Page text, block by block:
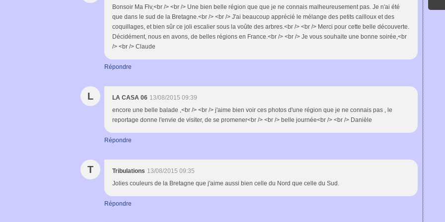
Bonsoir Ma Flv,<br /> <br /> Une bien belle région que que je ne connais malheureusement pas. Je n'ai été
que dans le sud de la Bretagne.<br /> <br /> J'ai beaucoup apprécié le mélange des petits cailloux et des
coquillages, et bien sûr ce joli escalier sous la voûte des arbres.<br /> <br /> Merci pour cette belle découverte.
Décidément, nous en avons, de belles régions en France.<br /> <br /> Je vous souhaite une bonne soirée,<br
/> <br /> Claude
Répondre
L LA CASA 06 13/08/2015 09:39
encore une belle balade ,<br /> <br /> j'aime bien voir ces photos d'une région que je ne connais pas , le
reportage donne l'envie de visiter, de se promener<br /> <br /> belle journée<br /> <br /> Danièle
Répondre
T Tribulations 13/08/2015 09:35
Jolies couleurs de la Bretagne que j'aime aussi bien celle du Nord que celle du Sud.
Répondre